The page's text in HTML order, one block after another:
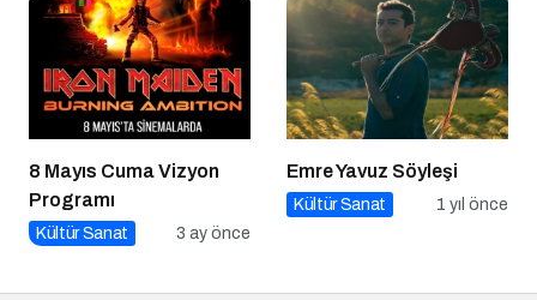
8 Mayıs Cuma Vizyon
Programı
Kültür Sanat 3 ay önce
Emre Yavuz Söyleşi
Kültür Sanat 1 yıl önce